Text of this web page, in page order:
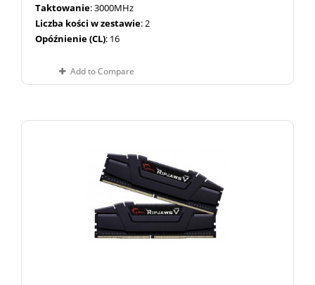
Taktowanie: 3000MHz
Liczba kości w zestawie: 2
Opóźnienie (CL): 16
Add to Compare